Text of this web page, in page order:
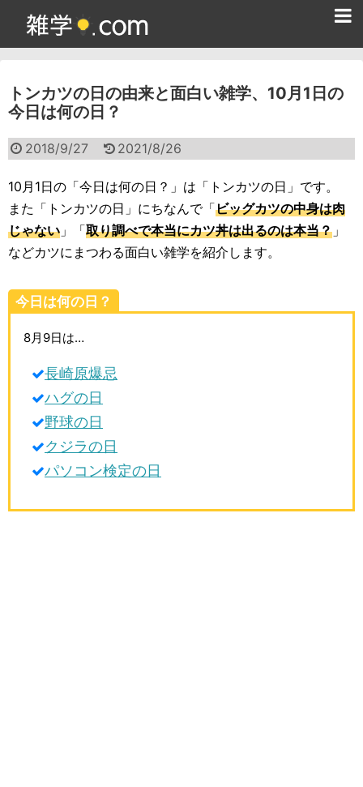
トンカツの日の由来と面白い雑学、10月1日の
今日は何の日？
2018/9/27 2021/8/26
10月1日の「今日は何の日？」は「トンカツの日」です。
また「トンカツの日」にちなんで「ビッグカツの中身は肉
じゃない 」「取り調べで本当にカツ丼は出るのは本当？ 」
などカツにまつわる面白い雑学を紹介します。
今日は何の日？
8月9日は…
長崎原爆忌
ハグの日
野球の日
クジラの日
パソコン検定の日
雑学クイズ問題集
面白い雑学
ためになる雑学
スポーツ雑学
動物雑学
歴史雑学
生活雑学
サイト情報